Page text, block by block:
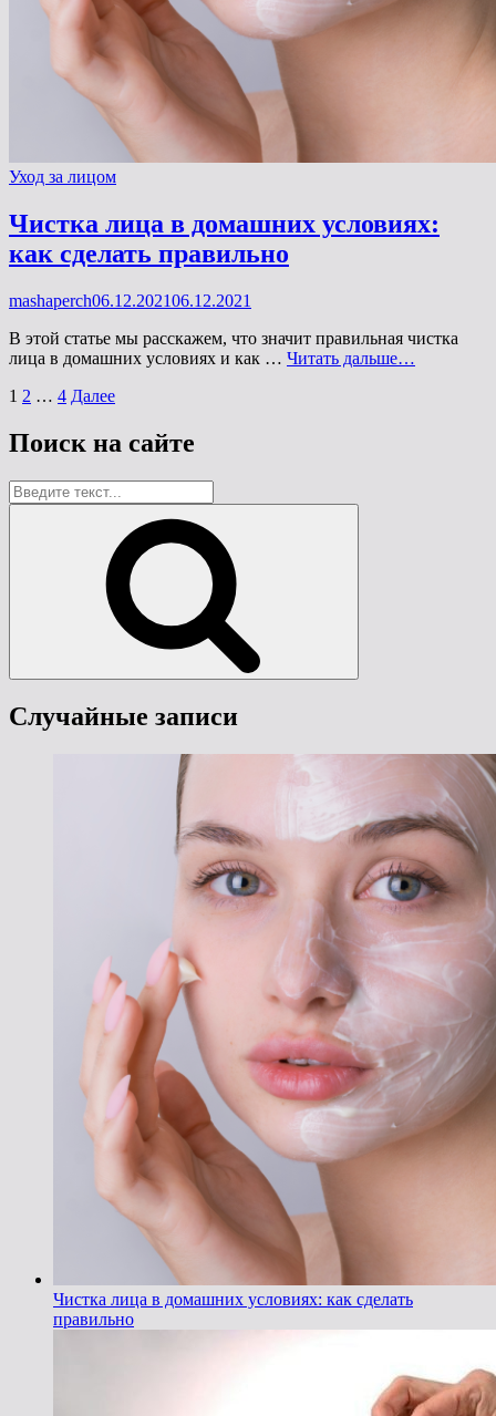
Рубрики
Уход за лицом
Чистка лица в домашних условиях:
как сделать правильно
mashaperchОпубликовано
06.12.202106.12.2021
В этой статье мы расскажем, что значит правильная чистка
лица в домашних условиях и как … Читать дальше…
Навигация
по
записям
Страница
1 Страница
2 … Страница
4 Далее
Поиск на сайте
Найти:
Случайные записи
Чистка лица в домашних условиях: как сделать
правильно